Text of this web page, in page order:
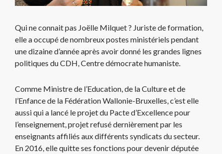
Qui ne connait pas Joëlle Milquet ? Juriste de formation,
elle a occupé de nombreux postes ministériels pendant
une dizaine d’année après avoir donné les grandes lignes
politiques du CDH, Centre démocrate humaniste.
Comme Ministre de l’Education, de la Culture et de
l’Enfance de la Fédération Wallonie-Bruxelles, c’est elle
aussi qui a lancé le projet du Pacte d’Excellence pour
l’enseignement, projet refusé dernièrement par les
enseignants affiliés aux différents syndicats du secteur.
En 2016, elle quitte ses fonctions pour devenir députée